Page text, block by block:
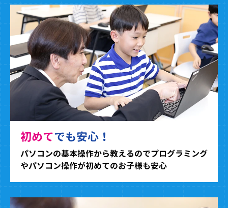
初めてでも安心！
パソコンの基本操作から教えるのでプログラミング
やパソコン操作が初めてのお子様も安心